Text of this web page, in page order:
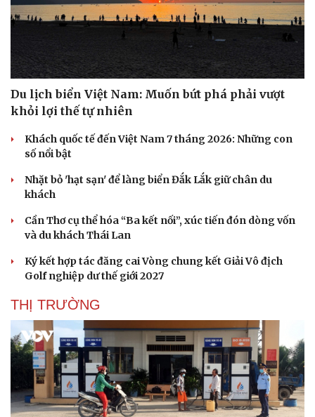
Du lịch
Săn Tour
check-in
Podcast
Đọc truyện đêm khuya
Hạt giống tâm hồn
Du lịch biển Việt Nam: Muốn bứt phá phải vượt
khỏi lợi thế tự nhiên
Khách quốc tế đến Việt Nam 7 tháng 2026: Những con
số nổi bật
Nhặt bỏ 'hạt sạn' để làng biển Đắk Lắk giữ chân du
khách
Cần Thơ cụ thể hóa “Ba kết nối”, xúc tiến đón dòng vốn
và du khách Thái Lan
Ký kết hợp tác đăng cai Vòng chung kết Giải Vô địch
Golf nghiệp dư thế giới 2027
THỊ TRƯỜNG